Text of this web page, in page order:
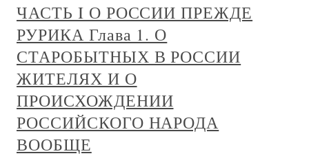
ЧАСТЬ I О РОССИИ ПРЕЖДЕ
РУРИКА Глава 1. О
СТАРОБЫТНЫХ В РОССИИ
ЖИТЕЛЯХ И О
ПРОИСХОЖДЕНИИ
РОССИЙСКОГО НАРОДА
ВООБЩЕ